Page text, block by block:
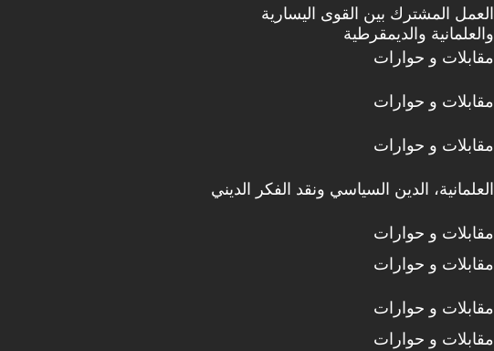
العمل المشترك بين القوى اليسارية
والعلمانية والديمقرطية
مقابلات و حوارات
مقابلات و حوارات
مقابلات و حوارات
العلمانية، الدين السياسي ونقد الفكر الديني
مقابلات و حوارات
مقابلات و حوارات
مقابلات و حوارات
مقابلات و حوارات